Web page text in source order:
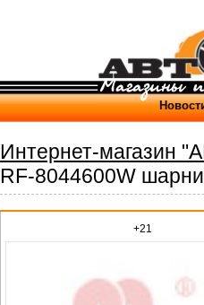
Интернет-магазин
RF-8044600W
+21